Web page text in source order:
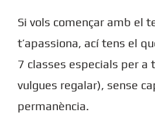
Si vols començar amb el
t’apassiona, ací tens el
7 classes especials per a
vulgues regalar), sense
permanència.